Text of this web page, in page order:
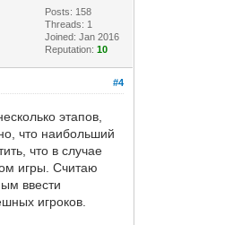
Posts: 158
Threads: 1
Joined: Jan 2016
Reputation:10
#4
этапов,
что наибольший
что в случае
игры. Считаю
ввести
игроков.